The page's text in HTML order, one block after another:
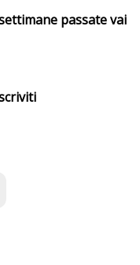
passate vai